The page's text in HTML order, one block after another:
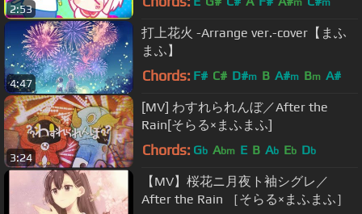
2:53
4:47
打上花火 -Arrange ver.-cover【まふ
まふ】
Chords: F# C# D#m B A#m Bm A#
3:24
[MV] わすれられんぼ／After the
Rain[そらる×まふまふ]
Chords: Gb Abm E B Ab Eb Db
【MV】桜花ニ月夜ト袖シグレ／
After the Rain ［そらる×まふまふ］